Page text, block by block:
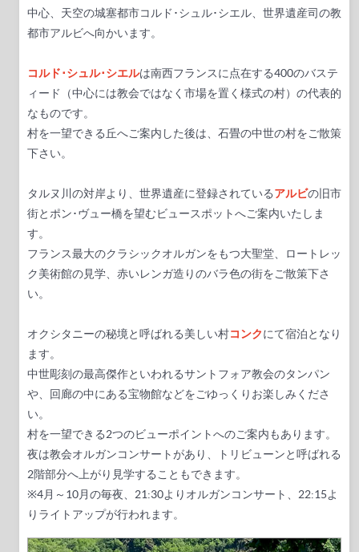
中心、天空の城塞都市コルド･シュル･シエル 、世界遺産司の教
都市アルビへ向かいます。
コルド･シュル･シエルは南西フランスに点在する400のバステ
ィード（中心には教会ではなく市場を置く様式の村）の代表的
なものです。
村を一望できる丘へご案内した後は、石畳の中世の村をご散策
下さい。
タルヌ川の対岸より、世界遺産に登録されているアルビの旧市
街とポン･ヴュー橋を望むビュースポットへご案内いたしま
す。
フランス最大のクラシックオルガンをもつ大聖堂、ロートレッ
ク美術館の見学、赤いレンガ造りのバラ色の街をご散策下さ
い。
オクシタニーの秘境と呼ばれる美しい村コンクにて宿泊となり
ます。
中世彫刻の最高傑作といわれるサントフォア教会のタンパン
や、回廊の中にある宝物館などをごゆっくりお楽しみくださ
い。
村を一望できる2つのビューポイントへのご案内もあります。
夜は教会オルガンコンサートがあり、トリビューンと呼ばれる
2階部分へ上がり見学することもできます。
※4月～10月の毎夜、21:30よりオルガンコンサート、22:15よ
りライトアップが行われます。